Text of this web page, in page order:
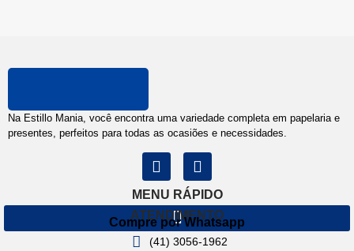
Na Estillo Mania, você encontra uma variedade completa em papelaria e
presentes, perfeitos para todas as ocasiões e necessidades.
MENU RÁPIDO
ATENDIMENTO
Compre por Whatsapp
(41) 3056-1962